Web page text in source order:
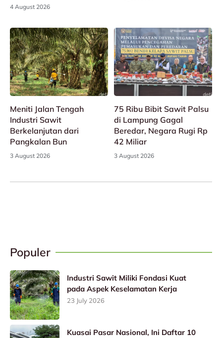
4 August 2026
Meniti Jalan Tengah
Industri Sawit
Berkelanjutan dari
Pangkalan Bun
3 August 2026
75 Ribu Bibit Sawit Palsu
di Lampung Gagal
Beredar, Negara Rugi Rp
42 Miliar
3 August 2026
Populer
Industri Sawit Miliki Fondasi Kuat
pada Aspek Keselamatan Kerja
23 July 2026
Kuasai Pasar Nasional, Ini Daftar 10